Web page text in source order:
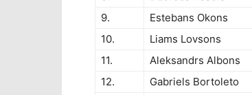
9.
Estebans Okons
10.
Liams Lovsons
11.
Aleksandrs Albons
12.
Gabriels Bortoleto